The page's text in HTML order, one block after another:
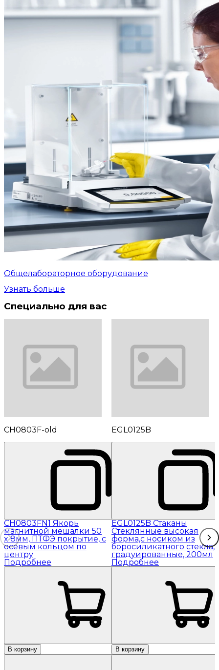
Общелабораторное оборудование
Узнать больше
Специально для вас
CH0803F-old
CH0803FN1 Якорь
магнитной мешалки 50
x 8мм, ПТФЭ покрытие, с
осевым кольцом по
центру
Подробнее
В корзину
EGL0125B
EGL0125B Стаканы
Стеклянные высокая
форма,с носиком из
боросиликатного стекла,
градуированные, 200мл
Подробнее
В корзину